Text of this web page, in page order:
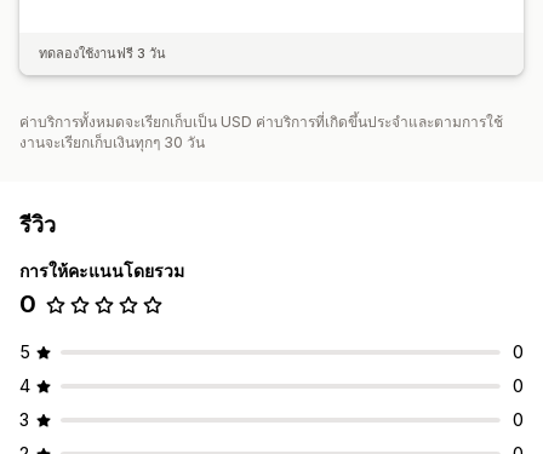
ทดลองใช้งานฟรี 3 วัน
ค่าบริการทั้งหมดจะเรียกเก็บเป็น USD ค่าบริการที่เกิดขึ้นประจำและตามการใช้
งานจะเรียกเก็บเงินทุกๆ 30 วัน
รีวิว
การให้คะแนนโดยรวม
0
5
0
4
0
3
0